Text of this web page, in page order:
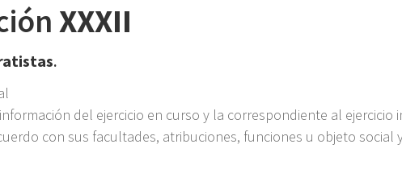
XXXII
.
información del ejercicio en curso y la correspondiente al ejercicio
con sus facultades, atribuciones, funciones u objeto social